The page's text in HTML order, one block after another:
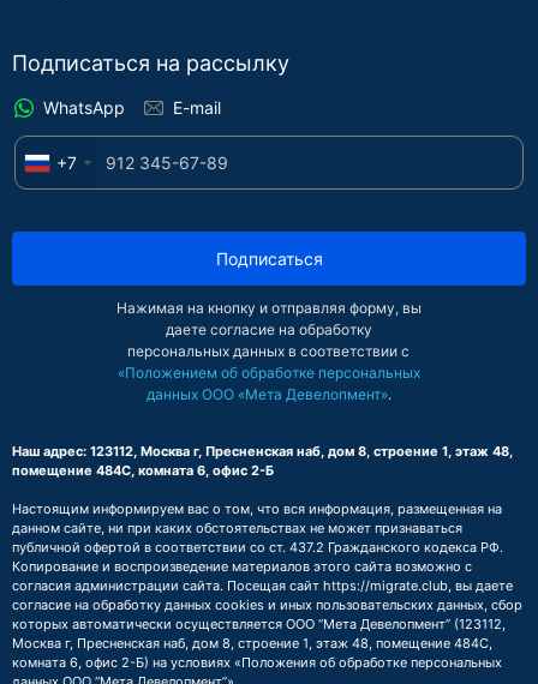
Подписаться на рассылку
WhatsApp E-mail
+7
Подписаться
Нажимая на кнопку и отправляя форму, вы
даете согласие на обработку
персональных данных в соответствии с
«Положением об обработке персональных
данных ООО «Мета Девелопмент».
Наш адрес: 123112, Москва г, Пресненская наб, дом 8, строение 1, этаж 48,
помещение 484С, комната 6, офис 2-Б
Настоящим информируем вас о том, что вся информация, размещенная на
данном сайте, ни при каких обстоятельствах не может признаваться
публичной офертой в соответствии со ст. 437.2 Гражданского кодекса РФ.
Копирование и воспроизведение материалов этого сайта возможно с
согласия администрации сайта. Посещая сайт https://migrate.club, вы даете
согласие на обработку данных cookies и иных пользовательских данных, сбор
которых автоматически осуществляется ООО “Мета Девелопмент” (123112,
Москва г, Пресненская наб, дом 8, строение 1, этаж 48, помещение 484С,
комната 6, офис 2-Б) на условиях «Положения об обработке персональных